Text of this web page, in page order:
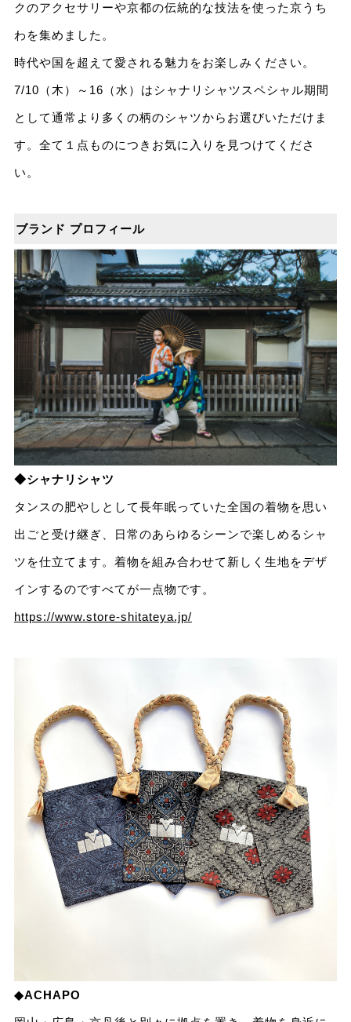
クのアクセサリーや京都の伝統的な技法を使った京うち
わを集めました。
時代や国を超えて愛される魅力をお楽しみください。
7/10（木）～16（水）はシャナリシャツスペシャル期間
として通常より多くの柄のシャツからお選びいただけま
す。全て１点ものにつきお気に入りを見つけてくださ
い。
ブランド プロフィール
◆シャナリシャツ
タンスの肥やしとして長年眠っていた全国の着物を思い
出ごと受け継ぎ、日常のあらゆるシーンで楽しめるシャ
ツを仕立てます。着物を組み合わせて新しく生地をデザ
インするのですべてが一点物です。
https://www.store-shitateya.jp/
◆ACHAPO